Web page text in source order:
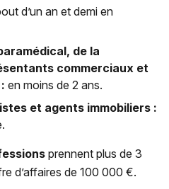
d’un an et demi en
de la
commerciaux et
en moins de 2 ans.
et agents immobiliers :
prennent plus de 3
d’affaires de 100 000 €.